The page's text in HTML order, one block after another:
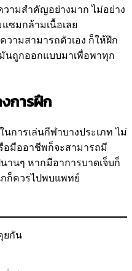
ามสำคัญอย่างมาก ไม่อย่าง
ซมกล้ามเนื้อเลย
วามสามารถตัวเอง ก็ให้ฝึก
นถูกออกแบบมาเพื่อพาทุก
การฝึก
นการเล่นกีฬาบางประเภท ไม่
อมืออาชีพก็จะสามารถมี
านๆ หากมีอาการบาดเจ็บก็
ก็ควรไปพบแพทย์
ยกัน